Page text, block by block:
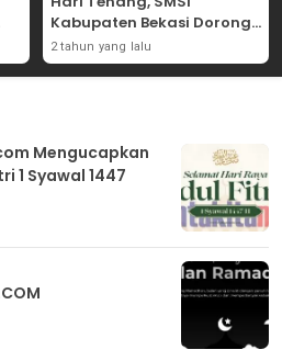
Kabupaten Bekasi Dorong
Angka Partisipasi
Masyarakat
2 tahun yang lalu
Mengucapkan
1 Syawal 1447